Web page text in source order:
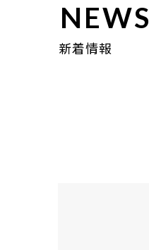
NEWS
新着情報